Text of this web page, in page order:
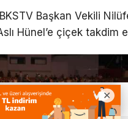
Başkan Vekili
Hünel’e çiçek takdim
Bursa’da tarihi hamle: TEKNOSAB KOBİ OSB ile yeni sanayi dönemi başladı